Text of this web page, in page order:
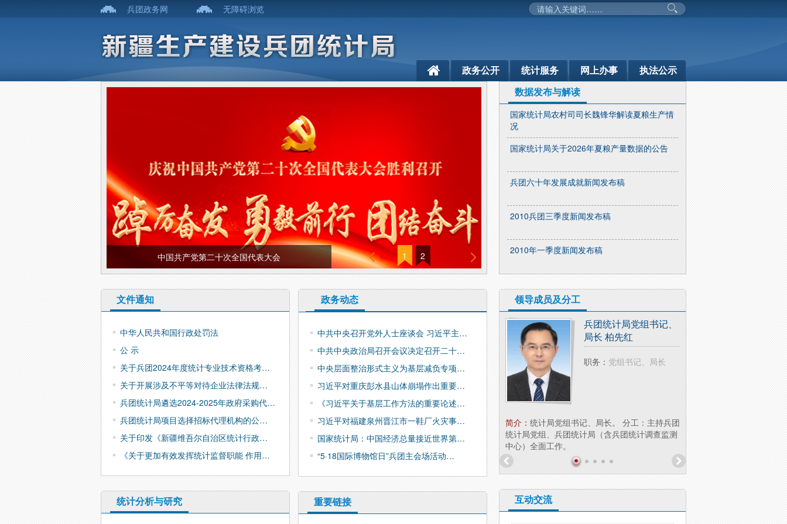
兵团政务网 无障碍浏览
政务公开 统计服务 网上办事 执法公示
中国共产党第二十次全国代表大会 部门动态
1 2
数据发布与解读
国家统计局农村司司长魏锋华解读夏粮生产情
况
国家统计局关于2026年夏粮产量数据的公告
兵团六十年发展成就新闻发布稿
2010兵团三季度新闻发布稿
2010年一季度新闻发布稿
文件通知
中华人民共和国行政处罚法
公 示
关于兵团2024年度统计专业技术资格考…
关于开展涉及不平等对待企业法律法规…
兵团统计局遴选2024-2025年政府采购代…
兵团统计局项目选择招标代理机构的公…
关于印发《新疆维吾尔自治区统计行政…
《关于更加有效发挥统计监督职能 作用…
政务动态
中共中央召开党外人士座谈会 习近平主…
中共中央政治局召开会议决定召开二十…
中央层面整治形式主义为基层减负专项…
习近平对重庆彭水县山体崩塌作出重要…
《习近平关于基层工作方法的重要论述…
习近平对福建泉州晋江市一鞋厂火灾事…
国家统计局：中国经济总量接近世界第…
“5·18国际博物馆日”兵团主会场活动…
统计分析与研究 重要链接
领导成员及分工
兵团统计局副局长 陈
淑清
职务： 副局长
简介：陈淑清，女，汉族，硕士研究生学历，经
济学硕士，兵团统计局副局长（援疆）。 分工：
分管政策法规研究...
兵团统计局党组书记、
局长 柏先红
职务： 党组书记、局长
简介： 统计局党组书记、局长。 分工：主持兵团
统计局党组、兵团统计局（含兵团统计调查监测
中心）全面工作。
兵团
副局
职务：
简介：李 萍，女，汉族，大
兵团统计局党组成员、副局
业统计处（社会科技...
互动交流